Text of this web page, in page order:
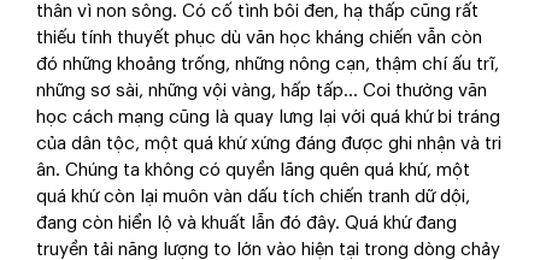
thân vì non sông. Có cố tình bôi đen, hạ thấp cũng rất
thiếu tính thuyết phục dù văn học kháng chiến vẫn còn
đó những khoảng trống, những nông cạn, thậm chí ấu trĩ,
những sơ sài, những vội vàng, hấp tấp... Coi thường văn
học cách mạng cũng là quay lưng lại với quá khứ bi tráng
của dân tộc, một quá khứ xứng đáng được ghi nhận và tri
ân. Chúng ta không có quyền lãng quên quá khứ, một
quá khứ còn lại muôn vàn dấu tích chiến tranh dữ dội,
đang còn hiển lộ và khuất lẫn đó đây. Quá khứ đang
truyền tải năng lượng to lớn vào hiện tại trong dòng chảy